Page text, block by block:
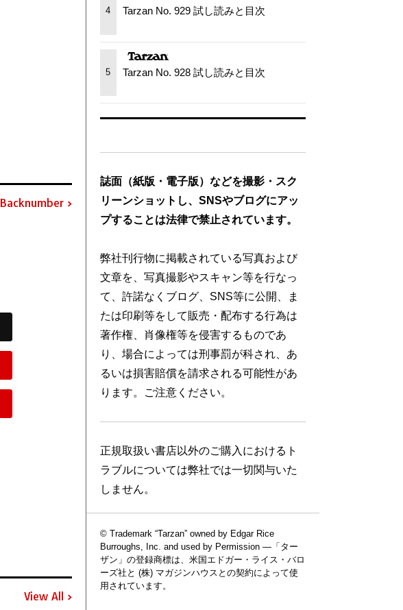
Backnumber
View All
4 Tarzan No. 929 試し読みと目次
5 Tarzan No. 928 試し読みと目次
誌面（紙版・電子版）などを撮影・スク
リーンショットし、SNSやブログにアッ
プすることは法律で禁止されています。
弊社刊行物に掲載されている写真および
文章を、写真撮影やスキャン等を行なっ
て、許諾なくブログ、SNS等に公開、ま
たは印刷等をして販売・配布する行為は
著作権、肖像権等を侵害するものであ
り、場合によっては刑事罰が科され、あ
るいは損害賠償を請求される可能性があ
ります。ご注意ください。
正規取扱い書店以外のご購入におけるト
ラブルについては弊社では一切関与いた
しません。
© Trademark “Tarzan” owned by Edgar Rice
Burroughs, Inc. and used by Permission —「ター
ザン」の登録商標は、米国エドガー・ライス・バロ
ーズ社と (株) マガジンハウスとの契約によって使
用されています。